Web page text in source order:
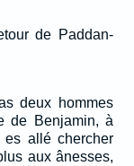
de Paddan-
deux hommes
de Benjamin, à
es allé chercher
aux ânesses,